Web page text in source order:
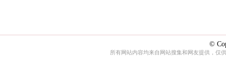
©
所有网站内容均来自网站搜集和网友提供，仅